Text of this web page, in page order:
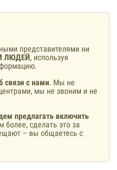
представителями ни
ЛЮДЕЙ, используя
связи с нами. Мы не
мы не звоним и не
предлагать включить
более, сделать это за
– вы общаетесь с